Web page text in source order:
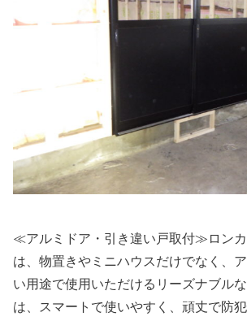
≪アルミドア・引き違い戸取付≫ロン
は、物置きやミニハウスだけでなく、
い用途で使用いただけるリーズナブル
は、スマートで使いやすく、頑丈で防